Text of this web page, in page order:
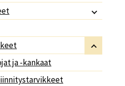
ja -kankaat